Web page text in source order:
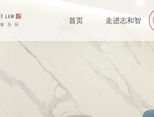
首页 走进志和智
律所荣誉
特色型服务
合作单位